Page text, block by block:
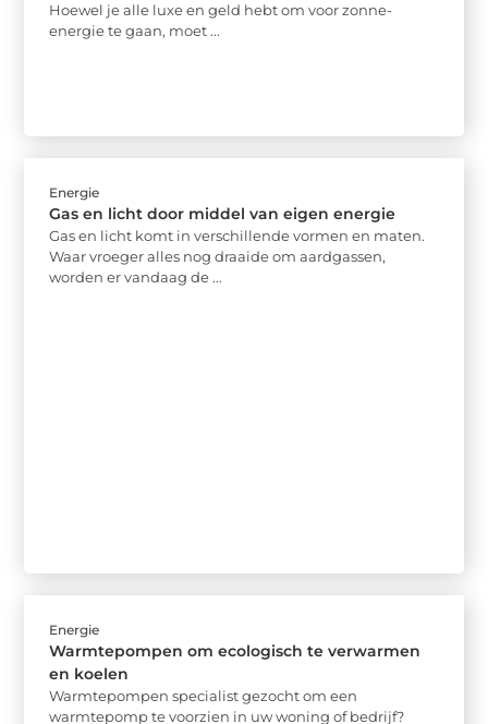
Hoewel je alle luxe en geld hebt om voor zonne-
energie te gaan, moet ...
Energie
Gas en licht door middel van eigen energie
Gas en licht komt in verschillende vormen en maten.
Waar vroeger alles nog draaide om aardgassen,
worden er vandaag de ...
Energie
Warmtepompen om ecologisch te verwarmen
en koelen
Warmtepompen specialist gezocht om een
warmtepomp te voorzien in uw woning of bedrijf?